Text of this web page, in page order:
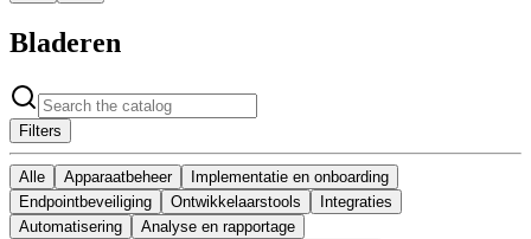
Bladeren
Filters
Alle Apparaatbeheer
Implementatie en onboarding
Endpointbeveiliging
Ontwikkelaarstools
Integraties
Automatisering
Analyse en rapportage